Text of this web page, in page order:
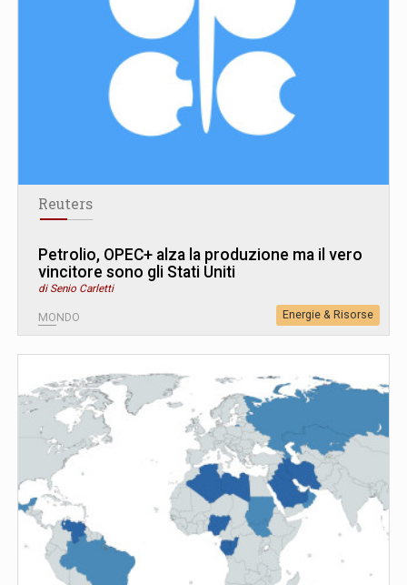
Reuters
Petrolio, OPEC+ alza la produzione ma il vero
vincitore sono gli Stati Uniti
di Senio Carletti
MONDO Energie & Risorse